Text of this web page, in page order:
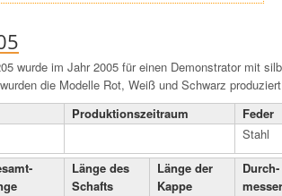
wurde im Jahr 2005 für einen Demonstrator mit
die Modelle Rot, Weiß und Schwarz
Produktions­zeit­raum
Feder
Stahl
Länge des
Schafts
Länge der
Kappe
Durch­
messer